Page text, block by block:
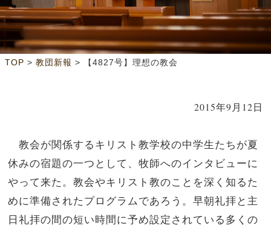
TOP > 教団新報 > 【4827号】理想の教会
2015年9月12日
教会が関係するキリスト教学校の中学生たちが夏
休みの宿題の一つとして、牧師へのインタビューに
やって来た。教会やキリスト教のことを深く知るた
めに準備されたプログラムであろう。早朝礼拝と主
日礼拝の間の短い時間に予め設定されている多くの